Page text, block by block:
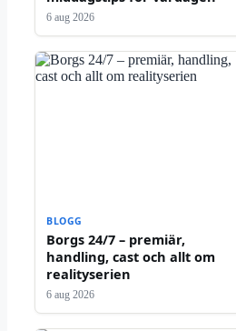
6 aug 2026
BLOGG
Borgs 24/7 – premiär,
handling, cast och allt om
realityserien
6 aug 2026